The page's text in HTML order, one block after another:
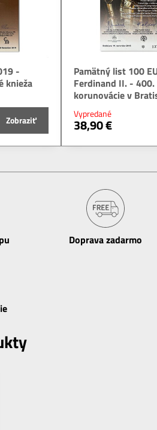
-
knieža
Zobraziť
Pamätný list 100
Ferdinand II. -
korunovácie v
Vypredané
38,90 €
Doprava zadarmo